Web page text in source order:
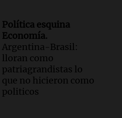
en varias provincias
gira europea:
es como tocar el
Política esquina
Economía.
Argentina-Brasil:
lloran como
patriagrandistas lo
que no hicieron como
politicos